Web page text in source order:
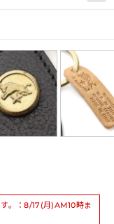
。：8/17(月)AM10時ま